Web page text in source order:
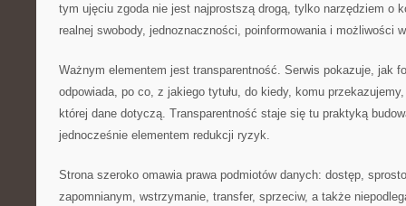
tym ujęciu zgoda nie jest najprostszą drogą, tylko narzędziem o
realnej swobody, jednoznaczności, poinformowania i możliwości
Ważnym elementem jest transparentność. Serwis pokazuje, jak
odpowiada, po co, z jakiego tytułu, do kiedy, komu
której dane dotyczą. Transparentność staje się tu praktyką
jednocześnie elementem redukcji ryzyk.
Strona szeroko omawia prawa podmiotów danych: dostęp,
zapomnianym, wstrzymanie, transfer, sprzeciw, a także